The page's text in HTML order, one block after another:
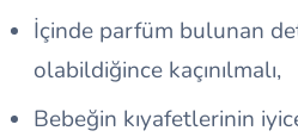
İçinde parfüm bulunan
olabildiğince kaçınılmalı,
Bebeğin kıyafetlerinin